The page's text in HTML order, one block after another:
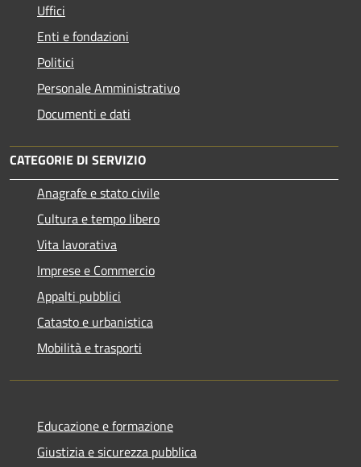
Uffici
Enti e fondazioni
Politici
Personale Amministrativo
Documenti e dati
CATEGORIE DI SERVIZIO
Anagrafe e stato civile
Cultura e tempo libero
Vita lavorativa
Imprese e Commercio
Appalti pubblici
Catasto e urbanistica
Mobilità e trasporti
Educazione e formazione
Giustizia e sicurezza pubblica